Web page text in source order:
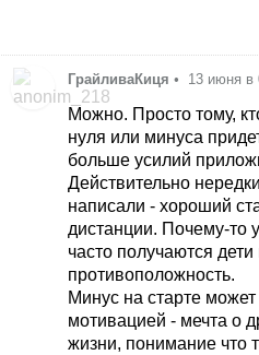
ГрайливаКиця • 13 июня в
Можно. Просто тому,
нуля или минуса
больше усилий
Действительно
написали - хороший
дистанции. Почему-то
часто получаются
противоположность.
Минус на старте
мотивацией - мечта о
жизни, понимание что